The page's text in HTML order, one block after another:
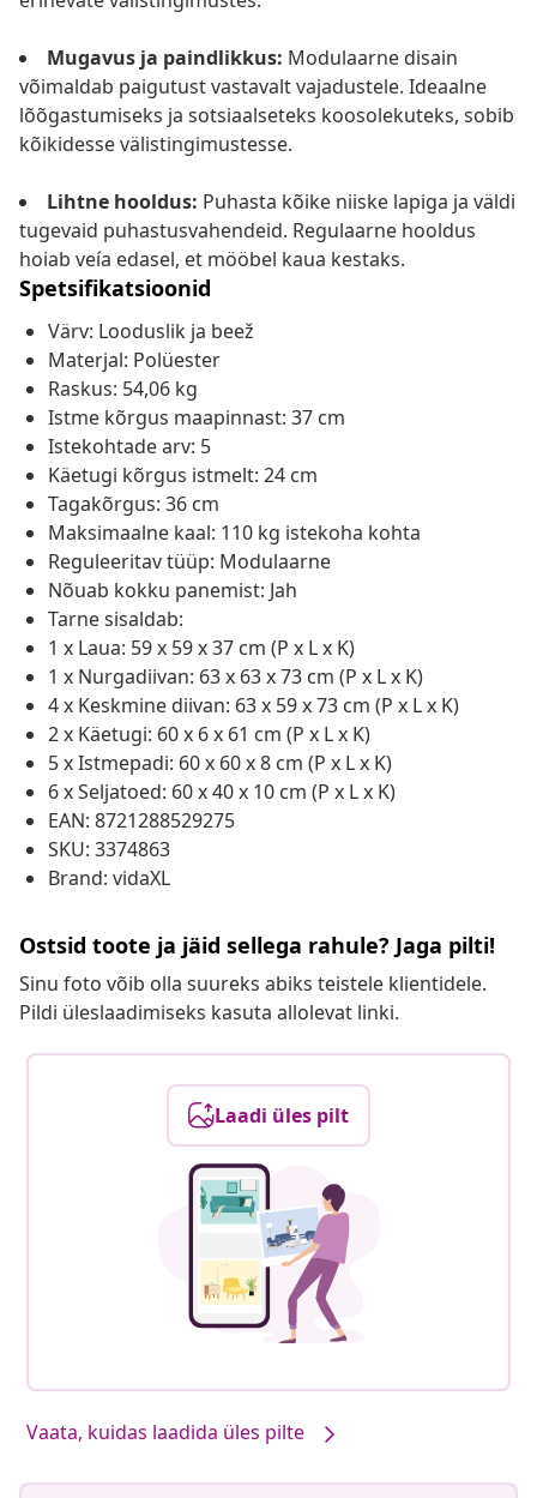
Mugavus ja paindlikkus: Modulaarne disain
võimaldab paigutust vastavalt vajadustele. Ideaalne
lõõgastumiseks ja sotsiaalseteks koosolekuteks, sobib
kõikidesse välistingimustesse.
Lihtne hooldus: Puhasta kõike niiske lapiga ja väldi
tugevaid puhastusvahendeid. Regulaarne hooldus
hoiab veía edasel, et mööbel kaua kestaks.
Spetsifikatsioonid
Värv: Looduslik ja beež
Materjal: Polüester
Raskus: 54,06 kg
Istme kõrgus maapinnast: 37 cm
Istekohtade arv: 5
Käetugi kõrgus istmelt: 24 cm
Tagakõrgus: 36 cm
Maksimaalne kaal: 110 kg istekoha kohta
Reguleeritav tüüp: Modulaarne
Nõuab kokku panemist: Jah
Tarne sisaldab:
1 x Laua: 59 x 59 x 37 cm (P x L x K)
1 x Nurgadiivan: 63 x 63 x 73 cm (P x L x K)
4 x Keskmine diivan: 63 x 59 x 73 cm (P x L x K)
2 x Käetugi: 60 x 6 x 61 cm (P x L x K)
5 x Istmepadi: 60 x 60 x 8 cm (P x L x K)
6 x Seljatoed: 60 x 40 x 10 cm (P x L x K)
EAN: 8721288529275
SKU: 3374863
Brand: vidaXL
Ostsid toote ja jäid sellega rahule? Jaga pilti!
Sinu foto võib olla suureks abiks teistele klientidele.
Pildi üleslaadimiseks kasuta allolevat linki.
Laadi üles pilt
Vaata, kuidas laadida üles pilte